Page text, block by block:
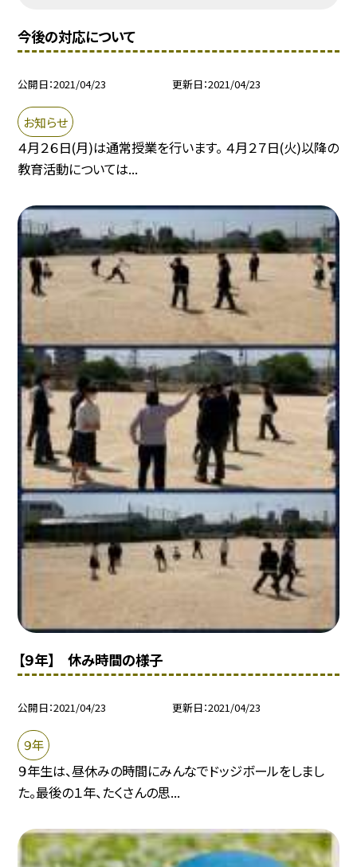
今後の対応について
公開日 2021/04/23 更新日 2021/04/23
お知らせ
４月２６日(月)は通常授業を行います。 ４月２７日(火)以降の
教育活動については...
【９年】 休み時間の様子
公開日 2021/04/23 更新日 2021/04/23
９年
９年生は、昼休みの時間にみんなでドッジボールをしまし
た。最後の１年、たくさんの思...